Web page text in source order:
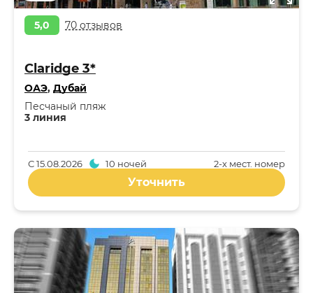
5,0 70 отзывов
Claridge 3*
ОАЭ, Дубай
3 линия
Песчаный пляж
2-x мест. номер
С15.08.2026 10 ночей
Уточнить